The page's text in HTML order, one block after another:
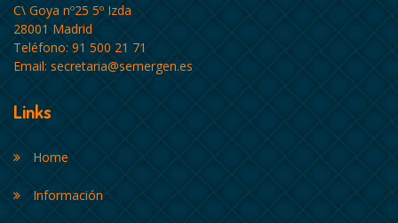
C\ Goya nº25 5º Izda
28001 Madrid
Teléfono: 91 500 21 71
Email: secretaria@semergen.es
Links
Home
Información